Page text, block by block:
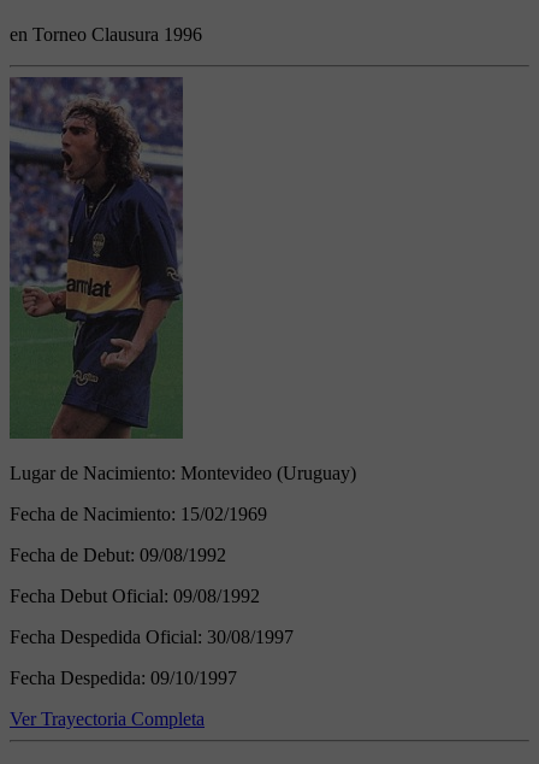
en Torneo Clausura 1996
Lugar de Nacimiento: Montevideo (Uruguay)
Fecha de Nacimiento: 15/02/1969
Fecha de Debut: 09/08/1992
Fecha Debut Oficial: 09/08/1992
Fecha Despedida Oficial: 30/08/1997
Fecha Despedida: 09/10/1997
Ver Trayectoria Completa